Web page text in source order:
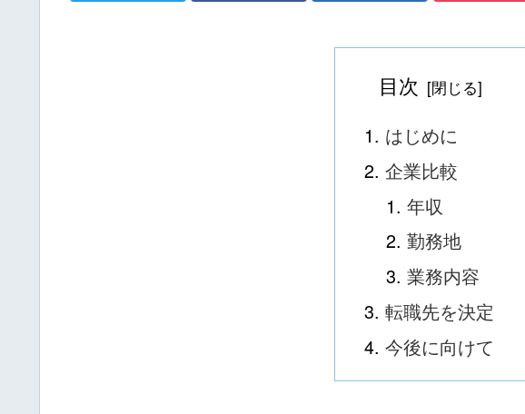
目次
はじめに
企業比較
年収
勤務地
業務内容
転職先を決定
今後に向けて